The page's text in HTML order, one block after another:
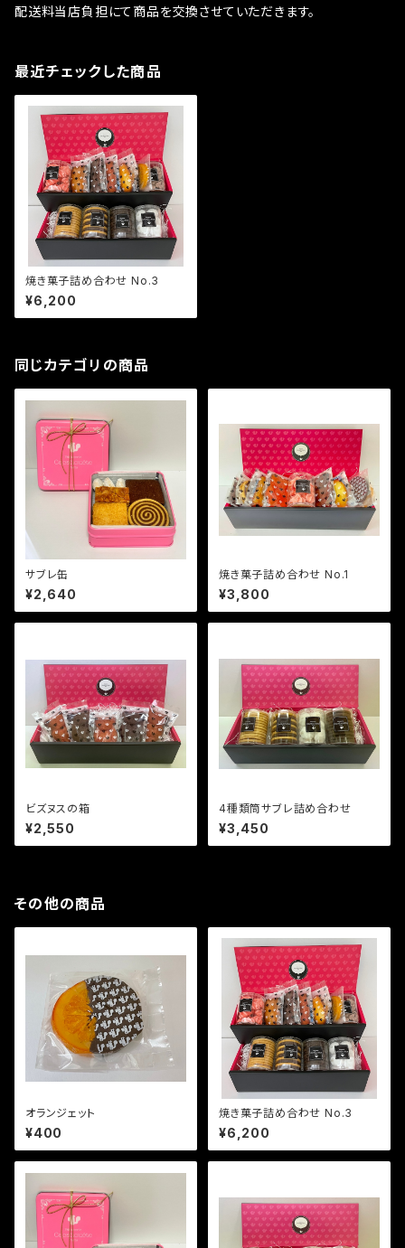
配送料当店負担にて商品を交換させていただきます。
最近チェックした商品
焼き菓子詰め合わせ No.3
¥6,200
同じカテゴリの商品
サブレ缶
¥2,640
焼き菓子詰め合わせ No.1
¥3,800
ビズヌスの箱
¥2,550
4種類筒サブレ詰め合わせ
¥3,450
その他の商品
オランジェット
¥400
焼き菓子詰め合わせ No.3
¥6,200